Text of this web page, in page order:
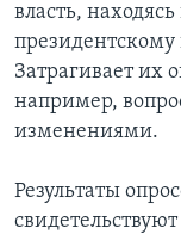
власть,
Затрагивает их
например,
изменениями.
Результаты